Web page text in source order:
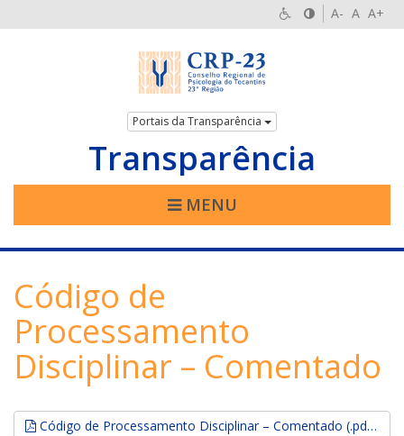
A- A A+
Portais da Transparência
Transparência
MENU
Código de
Processamento
Disciplinar – Comentado
Código de Processamento Disciplinar – Comentado (.pdf, 1,31 MB)